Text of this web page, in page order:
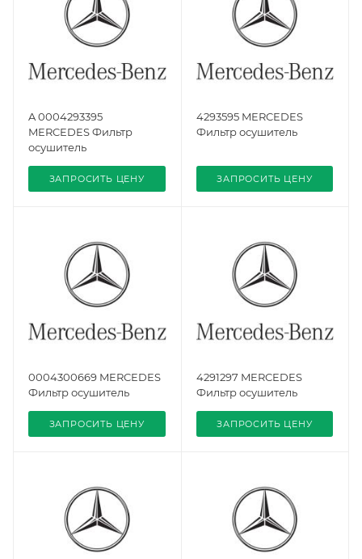
A 0004293395
MERCEDES Фильтр
осушитель
ЗАПРОСИТЬ ЦЕНУ
4293595 MERCEDES
Фильтр осушитель
ЗАПРОСИТЬ ЦЕНУ
0004300669 MERCEDES
Фильтр осушитель
ЗАПРОСИТЬ ЦЕНУ
4291297 MERCEDES
Фильтр осушитель
ЗАПРОСИТЬ ЦЕНУ